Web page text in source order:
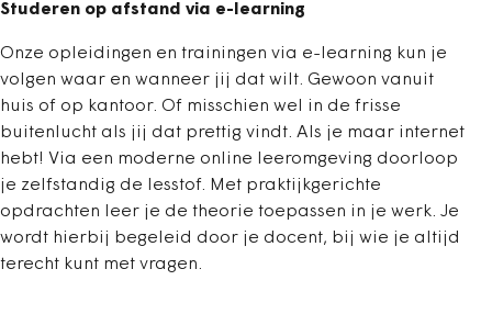
Studeren op afstand via e-learning
Onze opleidingen en trainingen via e-learning kun je
volgen waar en wanneer jij dat wilt. Gewoon vanuit
huis of op kantoor. Of misschien wel in de frisse
buitenlucht als jij dat prettig vindt. Als je maar internet
hebt! Via een moderne online leeromgeving doorloop
je zelfstandig de lesstof. Met praktijkgerichte
opdrachten leer je de theorie toepassen in je werk. Je
wordt hierbij begeleid door je docent, bij wie je altijd
terecht kunt met vragen.